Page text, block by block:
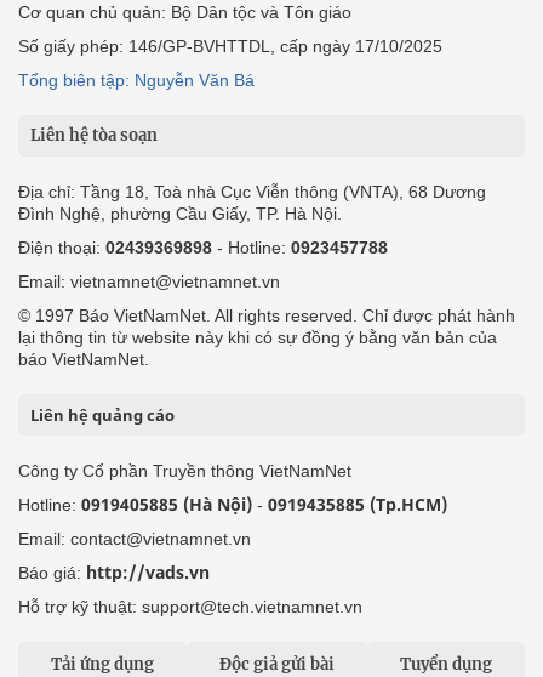
Cơ quan chủ quản: Bộ Dân tộc và Tôn giáo
Số giấy phép: 146/GP-BVHTTDL, cấp ngày 17/10/2025
Tổng biên tập: Nguyễn Văn Bá
Liên hệ tòa soạn
Địa chỉ: Tầng 18, Toà nhà Cục Viễn thông (VNTA), 68 Dương
Đình Nghệ, phường Cầu Giấy, TP. Hà Nội.
Điện thoại: 02439369898 - Hotline: 0923457788
Email: vietnamnet@vietnamnet.vn
© 1997 Báo VietNamNet. All rights reserved. Chỉ được phát hành
lại thông tin từ website này khi có sự đồng ý bằng văn bản của
báo VietNamNet.
Liên hệ quảng cáo
Công ty Cổ phần Truyền thông VietNamNet
Hotline: 0919405885 (Hà Nội) - 0919435885 (Tp.HCM)
Email: contact@vietnamnet.vn
Báo giá: http://vads.vn
Hỗ trợ kỹ thuật: support@tech.vietnamnet.vn
Tải ứng dụng Độc giả gửi bài Tuyển dụng